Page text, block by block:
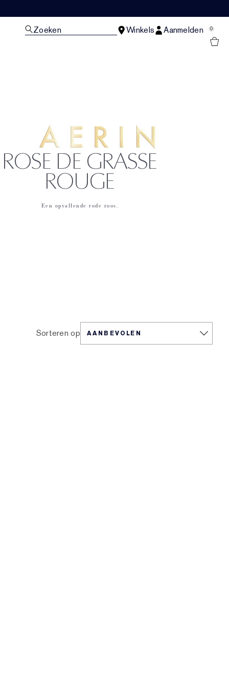
Zoeken Winkels Aanmelden 0
ROSE DE GRASSE
ROUGE
Een opvallende rode roos.
Sorteren op